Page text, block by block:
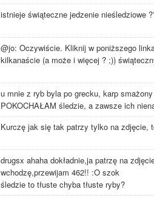
istnieje świąteczne jedzenie nieśledziowe
@jo: Oczywiście. Kliknij w poniższego
kilkanaście (a może i więcej ? ;))
u mnie z ryb byla po grecku, karp
POKOCHAŁAM śledzie, a zawsze ich
Kurczę jak się tak patrzy tylko na zdjęcie,
drugsx ahaha dokładnie,ja patrzę na
wchodzę,przewijam 462!! :O szok
śledzie to tłuste chyba tłuste ryby?